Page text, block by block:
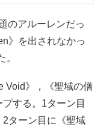
のアルーレンだっ
》を出されなかっ
。
Void》，《聖域の僧
する。1ターン目
ターン目に《聖域